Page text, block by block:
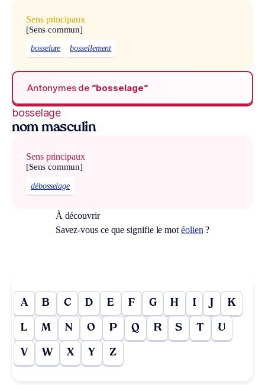
Sens principaux
[Sens commun]
bosselure bossellement
Antonymes de “bosselage“
bosselage
nom masculin
Sens principaux
[Sens commun]
débosselage
À découvrir
Savez-vous ce que signifie le mot éolien ?
A B C D E F G H I J K
L M N O P Q R S T U
V W X Y Z